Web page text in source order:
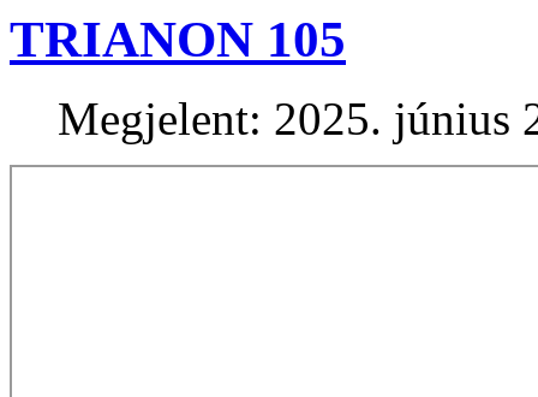
TRIANON 105
Megjelent: 2025. június